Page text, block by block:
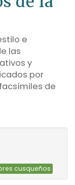
e
las
y
por
facsímiles de
cusqueños